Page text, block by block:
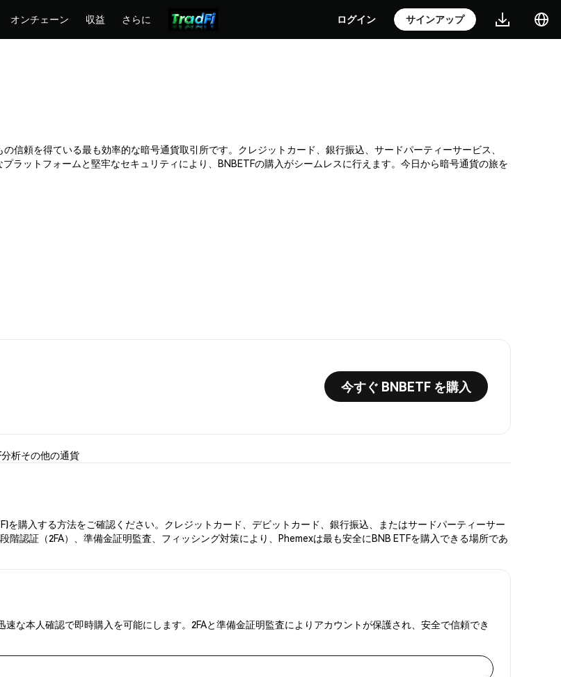
オンチェーン 収益 さらに ログイン サインアップ
信頼を得ている最も効率的な暗号通貨取引所です。クレジットカード、銀行振込、サードパーティーサービス、
ラットフォームと堅牢なセキュリティにより、BNBETFの購入がシームレスに行えます。今日から暗号通貨の旅を
今すぐ BNBETF を購入
析その他の通貨
を購入する方法をご確認ください。クレジットカード、デビットカード、銀行振込、またはサードパーティーサー
認証（2FA）、準備金証明監査、フィッシング対策により、Phemexは最も安全にBNB ETFを購入できる場所であ
速な本人確認で即時購入を可能にします。2FAと準備金証明監査によりアカウントが保護され、安全で信頼でき